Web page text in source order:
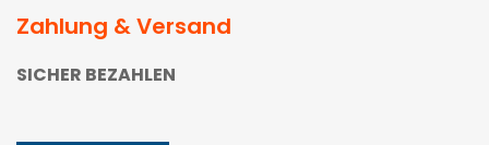
Zahlung & Versand
SICHER BEZAHLEN